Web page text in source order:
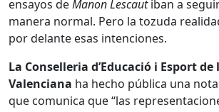
ensayos deManon Lescautiban a
manera normal. Pero la tozuda
por delante esas intenciones.
La Conselleria d’Educació i Esport
Valenciana ha hecho pública una
que comunica que “las